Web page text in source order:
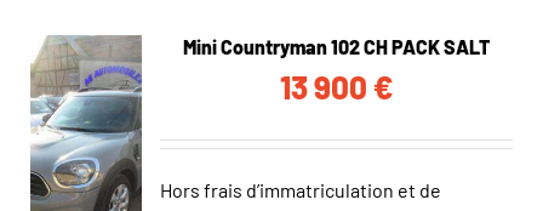
Mini Countryman 102 CH PACK SALT
13 900 €
Hors frais d’immatriculation et de